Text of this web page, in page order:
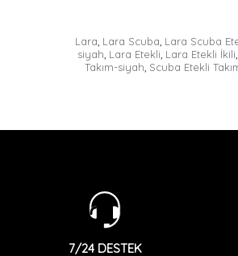
Lara, Lara Scuba, Lara Scuba
siyah, Lara Etekli, Lara Etekli İkili,
Takım-siyah, Scuba Etekli
7/24 DESTEK